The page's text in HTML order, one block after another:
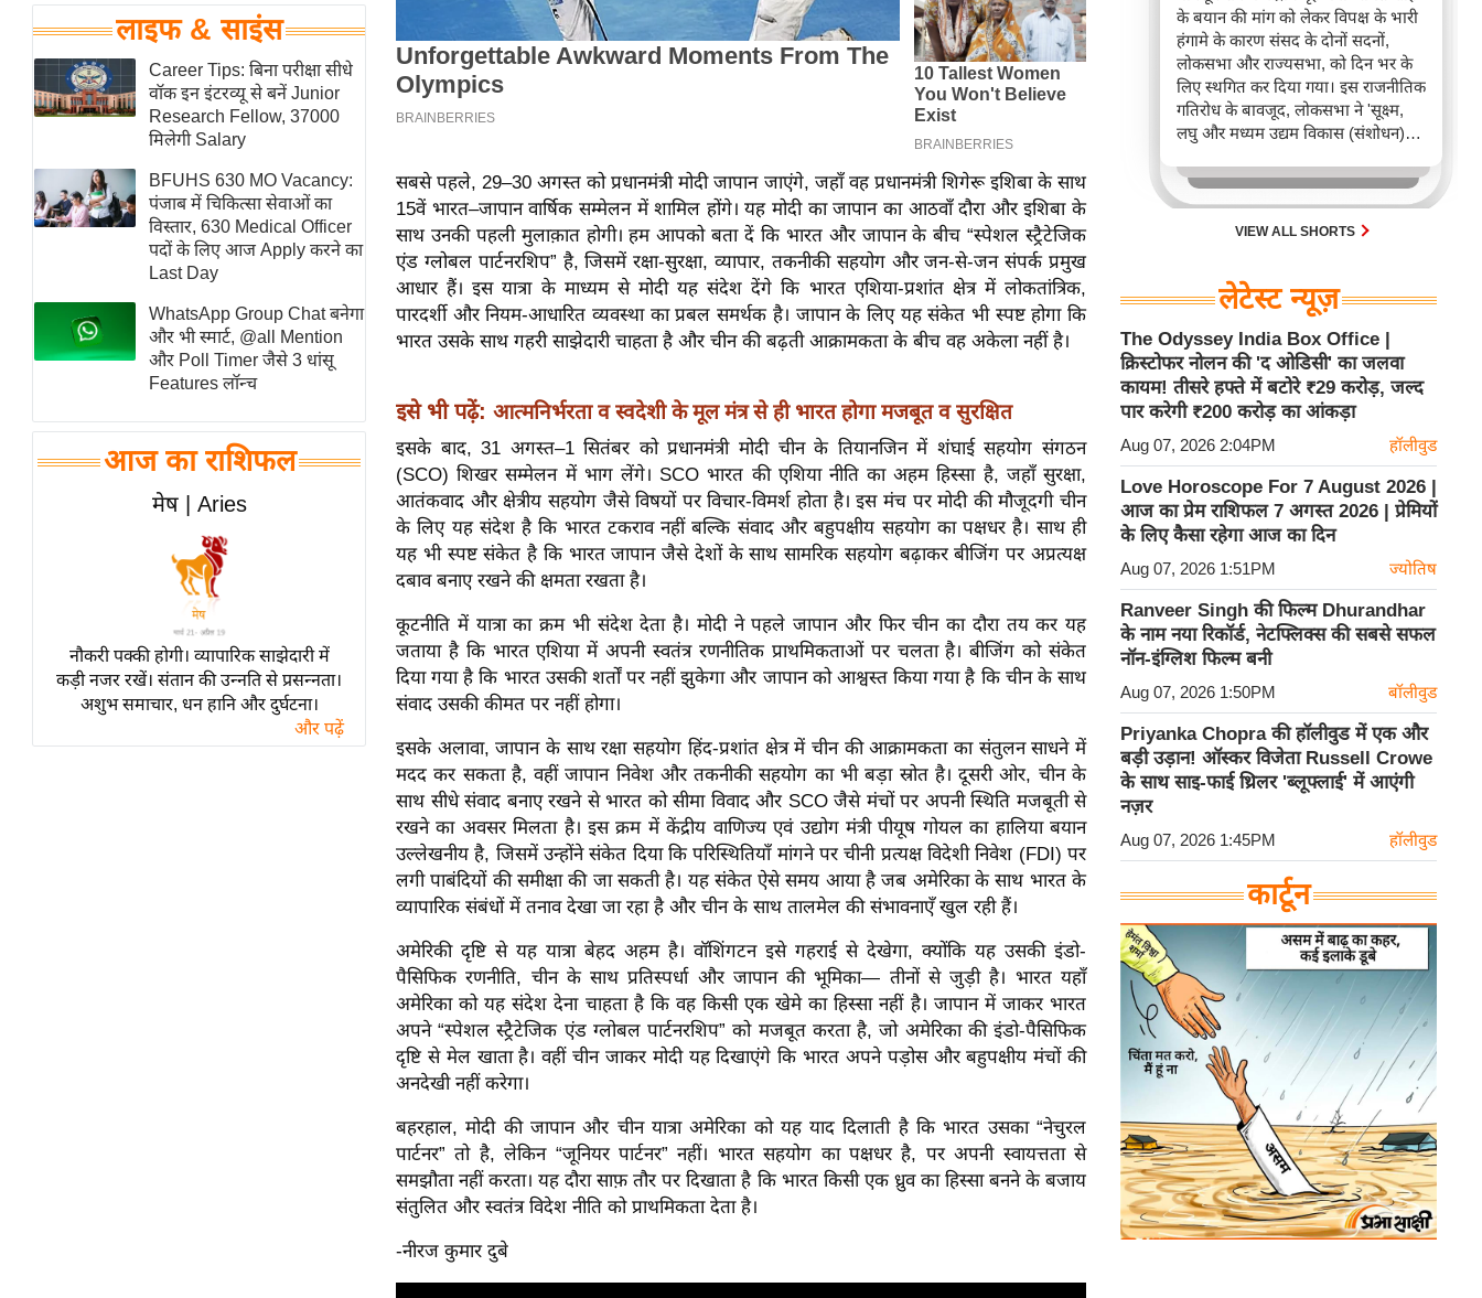
पर्यटन स्थल
फिटनेस मंत्रा
रिलेशनशिप
राजनीति
विश्लेषण
समसामयिक
मातृभूमि
एम.
आर.
आई.
समीक्षा
धर्म
ज्योतिष
त्योहार
राशिफल
विशेष
विश्लेषण
लाइफ & साइंस
Career Tips: बिना परीक्षा सीधे
वॉक इन इंटरव्यू से बनें Junior
Research Fellow, 37000
मिलेगी Salary
BFUHS 630 MO Vacancy:
पंजाब में चिकित्सा सेवाओं का
विस्तार, 630 Medical Officer
पदों के लिए आज Apply करने का
Last Day
WhatsApp Group Chat बनेगा
और भी स्मार्ट, @all Mention
और Poll Timer जैसे 3 धांसू
Features लॉन्च
आज का राशिफल
मेष | Aries
नौकरी पक्की होगी। व्यापारिक साझेदारी में
कड़ी नजर रखें। संतान की उन्नति से प्रसन्नता।
अशुभ समाचार, धन हानि और दुर्घटना।
और पढ़ें
सबसे पहले, 29–30 अगस्त को प्रधानमंत्री मोदी जापान जाएंगे, जहाँ वह प्रधानमंत्री शिगेरू इशिबा के साथ
15वें भारत–जापान वार्षिक सम्मेलन में शामिल होंगे। यह मोदी का जापान का आठवाँ दौरा और इशिबा के
साथ उनकी पहली मुलाक़ात होगी। हम आपको बता दें कि भारत और जापान के बीच “स्पेशल स्ट्रैटेजिक
एंड ग्लोबल पार्टनरशिप” है, जिसमें रक्षा-सुरक्षा, व्यापार, तकनीकी सहयोग और जन-से-जन संपर्क प्रमुख
आधार हैं। इस यात्रा के माध्यम से मोदी यह संदेश देंगे कि भारत एशिया-प्रशांत क्षेत्र में लोकतांत्रिक,
पारदर्शी और नियम-आधारित व्यवस्था का प्रबल समर्थक है। जापान के लिए यह संकेत भी स्पष्ट होगा कि
भारत उसके साथ गहरी साझेदारी चाहता है और चीन की बढ़ती आक्रामकता के बीच वह अकेला नहीं है।
इसे भी पढ़ें: आत्मनिर्भरता व स्वदेशी के मूल मंत्र से ही भारत होगा मजबूत व सुरक्षित
इसके बाद, 31 अगस्त–1 सितंबर को प्रधानमंत्री मोदी चीन के तियानजिन में शंघाई सहयोग संगठन
(SCO) शिखर सम्मेलन में भाग लेंगे। SCO भारत की एशिया नीति का अहम हिस्सा है, जहाँ सुरक्षा,
आतंकवाद और क्षेत्रीय सहयोग जैसे विषयों पर विचार-विमर्श होता है। इस मंच पर मोदी की मौजूदगी चीन
के लिए यह संदेश है कि भारत टकराव नहीं बल्कि संवाद और बहुपक्षीय सहयोग का पक्षधर है। साथ ही
यह भी स्पष्ट संकेत है कि भारत जापान जैसे देशों के साथ सामरिक सहयोग बढ़ाकर बीजिंग पर अप्रत्यक्ष
दबाव बनाए रखने की क्षमता रखता है।
कूटनीति में यात्रा का क्रम भी संदेश देता है। मोदी ने पहले जापान और फिर चीन का दौरा तय कर यह
जताया है कि भारत एशिया में अपनी स्वतंत्र रणनीतिक प्राथमिकताओं पर चलता है। बीजिंग को संकेत
दिया गया है कि भारत उसकी शर्तों पर नहीं झुकेगा और जापान को आश्वस्त किया गया है कि चीन के साथ
संवाद उसकी कीमत पर नहीं होगा।
इसके अलावा, जापान के साथ रक्षा सहयोग हिंद-प्रशांत क्षेत्र में चीन की आक्रामकता का संतुलन साधने में
मदद कर सकता है, वहीं जापान निवेश और तकनीकी सहयोग का भी बड़ा स्रोत है। दूसरी ओर, चीन के
साथ सीधे संवाद बनाए रखने से भारत को सीमा विवाद और SCO जैसे मंचों पर अपनी स्थिति मजबूती से
रखने का अवसर मिलता है। इस क्रम में केंद्रीय वाणिज्य एवं उद्योग मंत्री पीयूष गोयल का हालिया बयान
उल्लेखनीय है, जिसमें उन्होंने संकेत दिया कि परिस्थितियाँ मांगने पर चीनी प्रत्यक्ष विदेशी निवेश (FDI) पर
लगी पाबंदियों की समीक्षा की जा सकती है। यह संकेत ऐसे समय आया है जब अमेरिका के साथ भारत के
व्यापारिक संबंधों में तनाव देखा जा रहा है और चीन के साथ तालमेल की संभावनाएँ खुल रही हैं।
अमेरिकी दृष्टि से यह यात्रा बेहद अहम है। वॉशिंगटन इसे गहराई से देखेगा, क्योंकि यह उसकी इंडो-
पैसिफिक रणनीति, चीन के साथ प्रतिस्पर्धा और जापान की भूमिका— तीनों से जुड़ी है। भारत यहाँ
अमेरिका को यह संदेश देना चाहता है कि वह किसी एक खेमे का हिस्सा नहीं है। जापान में जाकर भारत
अपने “स्पेशल स्ट्रैटेजिक एंड ग्लोबल पार्टनरशिप” को मजबूत करता है, जो अमेरिका की इंडो-पैसिफिक
दृष्टि से मेल खाता है। वहीं चीन जाकर मोदी यह दिखाएंगे कि भारत अपने पड़ोस और बहुपक्षीय मंचों की
अनदेखी नहीं करेगा।
बहरहाल, मोदी की जापान और चीन यात्रा अमेरिका को यह याद दिलाती है कि भारत उसका “नेचुरल
पार्टनर” तो है, लेकिन “जूनियर पार्टनर” नहीं। भारत सहयोग का पक्षधर है, पर अपनी स्वायत्तता से
समझौता नहीं करता। यह दौरा साफ़ तौर पर दिखाता है कि भारत किसी एक ध्रुव का हिस्सा बनने के बजाय
संतुलित और स्वतंत्र विदेश नीति को प्राथमिकता देता है।
-नीरज कुमार दुबे
के बयान की मांग को लेकर विपक्ष के भारी
हंगामे के कारण संसद के दोनों सदनों,
लोकसभा और राज्यसभा, को दिन भर के
लिए स्थगित कर दिया गया। इस राजनीतिक
गतिरोध के बावजूद, लोकसभा ने 'सूक्ष्म,
लघु और मध्यम उद्यम विकास (संशोधन)
उद्देश्य MSME क्षेत्र में पंजीकरण और
अनुपालन को सरल बनाना है।
VIEW ALL SHORTS
लेटेस्ट न्यूज़
The Odyssey India Box Office |
क्रिस्टोफर नोलन की 'द ओडिसी' का जलवा
कायम! तीसरे हफ्ते में बटोरे ₹29 करोड़, जल्द
पार करेगी ₹200 करोड़ का आंकड़ा
Aug 07, 2026 2:04PM हॉलीवुड
Love Horoscope For 7 August 2026 |
आज का प्रेम राशिफल 7 अगस्त 2026 | प्रेमियों
के लिए कैसा रहेगा आज का दिन
Aug 07, 2026 1:51PM ज्योतिष
Ranveer Singh की फिल्म Dhurandhar
के नाम नया रिकॉर्ड, नेटफ्लिक्स की सबसे सफल
नॉन-इंग्लिश फिल्म बनी
Aug 07, 2026 1:50PM बॉलीवुड
Priyanka Chopra की हॉलीवुड में एक और
बड़ी उड़ान! ऑस्कर विजेता Russell Crowe
के साथ साइ-फाई थ्रिलर 'ब्लूफ्लाई' में आएंगी
नज़र
Aug 07, 2026 1:45PM हॉलीवुड
कार्टून